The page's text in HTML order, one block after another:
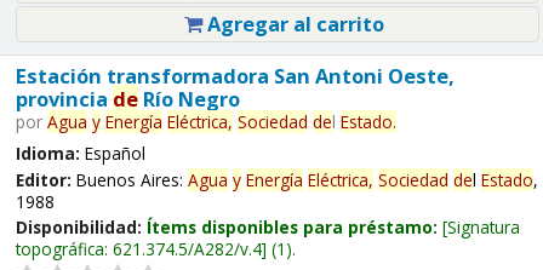
Agregar al carrito
Estación transformadora San Antoni Oeste,
provincia deRío Negro
por Agua y Energía Eléctrica, Sociedad del Estado.
Idioma: Español
Editor: Buenos Aires: Agua y Energía Eléctrica, Sociedad del Estado,
1988
Disponibilidad: Ítems disponibles para préstamo: Signatura
topográfica: 621.374.5/A282/v.4 (1).